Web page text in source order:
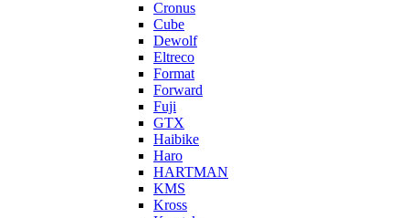
Cronus
Cube
Dewolf
Eltreco
Format
Forward
Fuji
GTX
Haibike
Haro
HARTMAN
KMS
Kross